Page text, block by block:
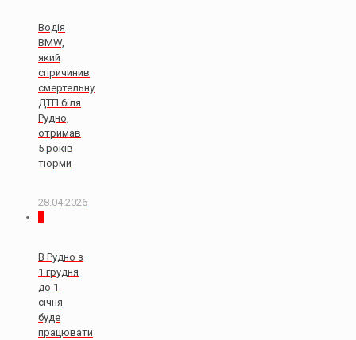
Водія
BMW,
який
спричинив
смертельну
ДТП біля
Рудно,
отримав
5 років
тюрми
28.04.2026
В Рудно з
1 грудня
до 1
січня
буде
працювати